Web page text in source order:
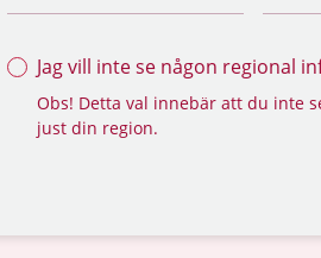
Jag vill inte se någon regional
Obs! Detta val innebär att du inte
just din region.